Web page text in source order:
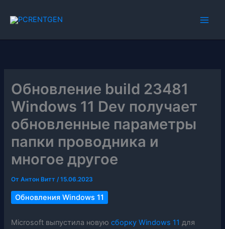
Обновление build 23481
Windows 11 Dev получает
обновленные параметры
папки проводника и
многое другое
ОтАнтон Витт/15.06.2023
Обновления Windows 11
Microsoft выпустила новуюсборку Windows 11 для